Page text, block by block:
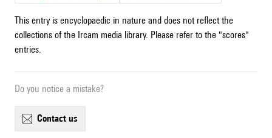
This entry is encyclopaedic in nature and does not reflect the
collections of the Ircam media library. Please refer to the "scores"
entries.
Do you notice a mistake?
contact us